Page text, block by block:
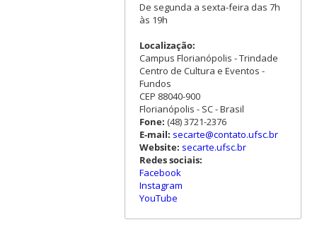
De segunda a sexta-feira das 7h
às 19h
Localização:
Campus Florianópolis - Trindade
Centro de Cultura e Eventos -
Fundos
CEP 88040-900
Florianópolis - SC - Brasil
Fone: (48) 3721-2376
E-mail: secarte@contato.ufsc.br
Website: secarte.ufsc.br
Redes sociais:
Facebook
Instagram
YouTube